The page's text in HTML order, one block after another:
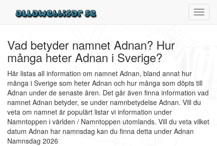
Vad betyder namnet Adnan? Hur
många heter Adnan i Sverige?
Här listas all information om namnet Adnan, bland annat hur
många i Sverige som heter Adnan och hur många som döpts till
Adnan under de senaste åren. Det går även finna information vad
namnet Adnan betyder, se under namnbetydelse Adnan. Vill du
veta om namnet är populärt listar vi information under
Namntoppen i världen / Namntoppen utomlands. Vill du veta vilket
datum Adnan har namnsdag kan du finna detta under Adnan
Namnsdag 2026